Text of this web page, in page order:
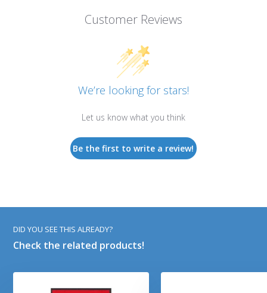
Customer Reviews
We’re looking for stars!
Let us know what you think
Be the first to write a review!
DID YOU SEE THIS ALREADY?
Check the related products!